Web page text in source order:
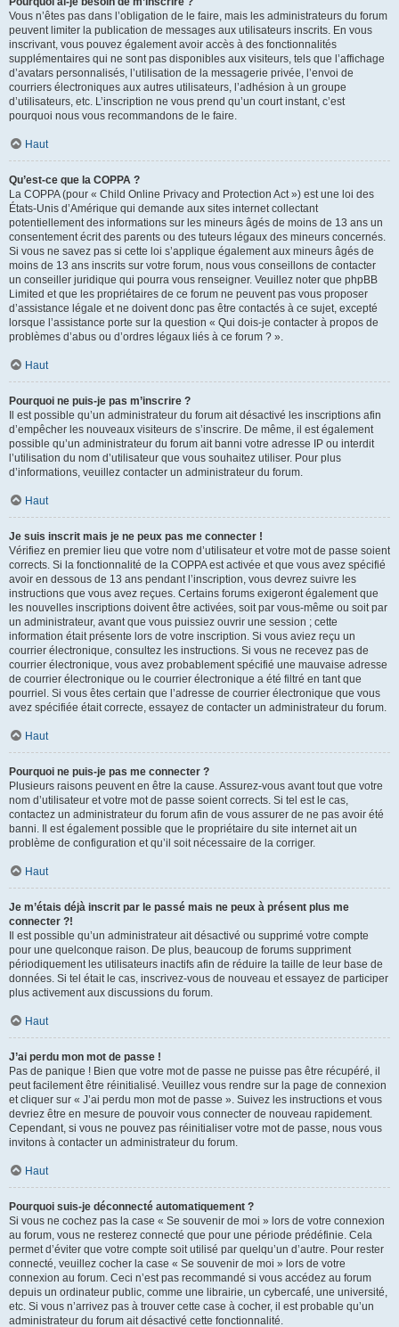
Vous n’êtes pas dans l’obligation de le faire, mais les administrateurs du forum
peuvent limiter la publication de messages aux utilisateurs inscrits. En vous
inscrivant, vous pouvez également avoir accès à des fonctionnalités
supplémentaires qui ne sont pas disponibles aux visiteurs, tels que l’affichage
d’avatars personnalisés, l’utilisation de la messagerie privée, l’envoi de
courriers électroniques aux autres utilisateurs, l’adhésion à un groupe
d’utilisateurs, etc. L’inscription ne vous prend qu’un court instant, c’est
pourquoi nous vous recommandons de le faire.
Haut
Qu’est-ce que la COPPA ?
La COPPA (pour « Child Online Privacy and Protection Act ») est une loi des
États-Unis d’Amérique qui demande aux sites internet collectant
potentiellement des informations sur les mineurs âgés de moins de 13 ans un
consentement écrit des parents ou des tuteurs légaux des mineurs concernés.
Si vous ne savez pas si cette loi s’applique également aux mineurs âgés de
moins de 13 ans inscrits sur votre forum, nous vous conseillons de contacter
un conseiller juridique qui pourra vous renseigner. Veuillez noter que phpBB
Limited et que les propriétaires de ce forum ne peuvent pas vous proposer
d’assistance légale et ne doivent donc pas être contactés à ce sujet, excepté
lorsque l’assistance porte sur la question « Qui dois-je contacter à propos de
problèmes d’abus ou d’ordres légaux liés à ce forum ? ».
Haut
Pourquoi ne puis-je pas m’inscrire ?
Il est possible qu’un administrateur du forum ait désactivé les inscriptions afin
d’empêcher les nouveaux visiteurs de s’inscrire. De même, il est également
possible qu’un administrateur du forum ait banni votre adresse IP ou interdit
l’utilisation du nom d’utilisateur que vous souhaitez utiliser. Pour plus
d’informations, veuillez contacter un administrateur du forum.
Haut
Je suis inscrit mais je ne peux pas me connecter !
Vérifiez en premier lieu que votre nom d’utilisateur et votre mot de passe soient
corrects. Si la fonctionnalité de la COPPA est activée et que vous avez spécifié
avoir en dessous de 13 ans pendant l’inscription, vous devrez suivre les
instructions que vous avez reçues. Certains forums exigeront également que
les nouvelles inscriptions doivent être activées, soit par vous-même ou soit par
un administrateur, avant que vous puissiez ouvrir une session ; cette
information était présente lors de votre inscription. Si vous aviez reçu un
courrier électronique, consultez les instructions. Si vous ne recevez pas de
courrier électronique, vous avez probablement spécifié une mauvaise adresse
de courrier électronique ou le courrier électronique a été filtré en tant que
pourriel. Si vous êtes certain que l’adresse de courrier électronique que vous
avez spécifiée était correcte, essayez de contacter un administrateur du forum.
Haut
Pourquoi ne puis-je pas me connecter ?
Plusieurs raisons peuvent en être la cause. Assurez-vous avant tout que votre
nom d’utilisateur et votre mot de passe soient corrects. Si tel est le cas,
contactez un administrateur du forum afin de vous assurer de ne pas avoir été
banni. Il est également possible que le propriétaire du site internet ait un
problème de configuration et qu’il soit nécessaire de la corriger.
Haut
Je m’étais déjà inscrit par le passé mais ne peux à présent plus me
connecter ?!
Il est possible qu’un administrateur ait désactivé ou supprimé votre compte
pour une quelconque raison. De plus, beaucoup de forums suppriment
périodiquement les utilisateurs inactifs afin de réduire la taille de leur base de
données. Si tel était le cas, inscrivez-vous de nouveau et essayez de participer
plus activement aux discussions du forum.
Haut
J’ai perdu mon mot de passe !
Pas de panique ! Bien que votre mot de passe ne puisse pas être récupéré, il
peut facilement être réinitialisé. Veuillez vous rendre sur la page de connexion
et cliquer sur « J’ai perdu mon mot de passe ». Suivez les instructions et vous
devriez être en mesure de pouvoir vous connecter de nouveau rapidement.
Cependant, si vous ne pouvez pas réinitialiser votre mot de passe, nous vous
invitons à contacter un administrateur du forum.
Haut
Pourquoi suis-je déconnecté automatiquement ?
Si vous ne cochez pas la case « Se souvenir de moi » lors de votre connexion
au forum, vous ne resterez connecté que pour une période prédéfinie. Cela
permet d’éviter que votre compte soit utilisé par quelqu’un d’autre. Pour rester
connecté, veuillez cocher la case « Se souvenir de moi » lors de votre
connexion au forum. Ceci n’est pas recommandé si vous accédez au forum
depuis un ordinateur public, comme une librairie, un cybercafé, une université,
etc. Si vous n’arrivez pas à trouver cette case à cocher, il est probable qu’un
administrateur du forum ait désactivé cette fonctionnalité.